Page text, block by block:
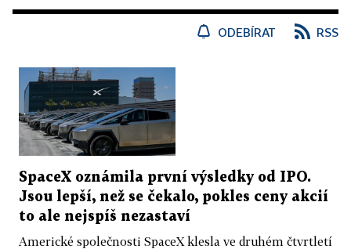
ODEBÍRAT RSS
SpaceX oznámila první výsledky od IPO.
Jsou lepší, než se čekalo, pokles ceny akcií
to ale nejspíš nezastaví
Americké společnosti SpaceX klesla ve druhém čtvrtletí